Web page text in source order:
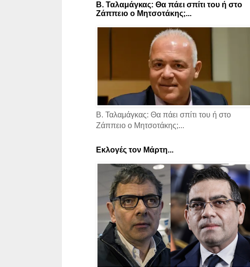
Β. Ταλαμάγκας: Θα πάει σπίτι του ή στο
Ζάππειο ο Μητσοτάκης;...
Β. Ταλαμάγκας: Θα πάει σπίτι του ή στο
Ζάππειο ο Μητσοτάκης;...
Εκλογές τον Μάρτη...